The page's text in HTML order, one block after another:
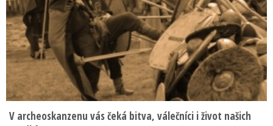
V archeoskanzenu vás čeká bitva, válečníci i život našich